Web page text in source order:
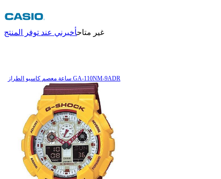
غير متاحأخبرني عند توفر المنتج
ساعة معصم کاسیو الطراز GA-110NM-9ADR